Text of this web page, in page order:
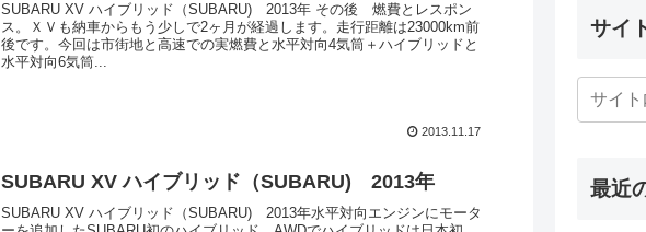
SUBARU XV ハイブリッド（SUBARU) 2013年 その後 燃費とレスポン
ス。ＸＶも納車からもう少しで2ヶ月が経過します。走行距離は23000km前
後です。今回は市街地と高速での実燃費と水平対向4気筒＋ハイブリッドと
水平対向6気筒...
2013.11.17
SUBARU XV ハイブリッド（SUBARU) 2013年
SUBARU XV ハイブリッド（SUBARU) 2013年水平対向エンジンにモータ
サイ
最近